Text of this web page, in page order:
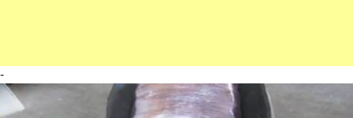
-